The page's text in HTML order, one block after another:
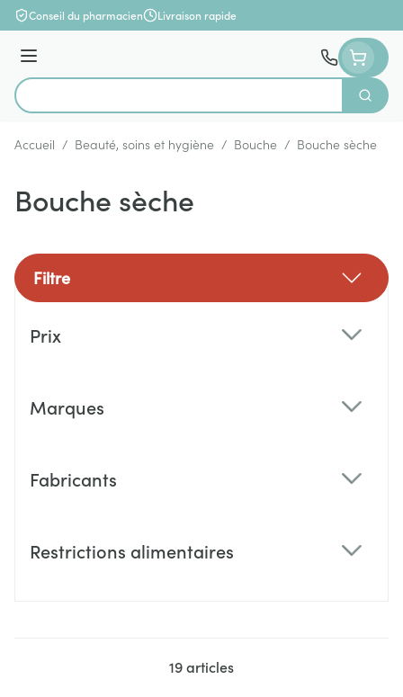
Aller au contenu
Conseil du pharmacien Livraison rapide
Menu
Rechercher
Accueil / Beauté, soins et hygiène / Bouche / Bouche sèche
Bouche sèche
Filtre
Prix
Marques
Fabricants
Restrictions alimentaires
19articles